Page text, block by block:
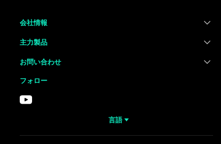
会社情報
主力製品
お問い合わせ
フォロー
言語